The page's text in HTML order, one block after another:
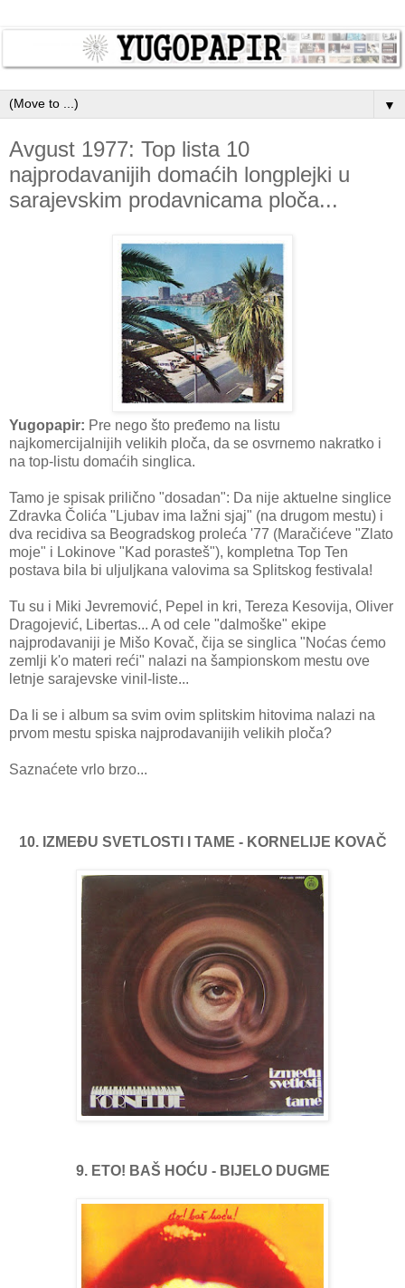
▼
Avgust 1977: Top lista 10
najprodavanijih domaćih longplejki u
sarajevskim prodavnicama ploča...
Yugopapir: Pre nego što pređemo na listu
najkomercijalnijih velikih ploča, da se osvrnemo nakratko i
na top-listu domaćih singlica.
Tamo je spisak prilično "dosadan": Da nije aktuelne singlice
Zdravka Čolića "Ljubav ima lažni sjaj" (na drugom mestu) i
dva recidiva sa Beogradskog proleća '77 (Maračićeve "Zlato
moje" i Lokinove "Kad porasteš"), kompletna Top Ten
postava bila bi uljuljkana valovima sa Splitskog festivala!
Tu su i Miki Jevremović, Pepel in kri, Tereza Kesovija, Oliver
Dragojević, Libertas... A od cele "dalmoške" ekipe
najprodavaniji je Mišo Kovač, čija se singlica "Noćas ćemo
zemlji k'o materi reći" nalazi na šampionskom mestu ove
letnje sarajevske vinil-liste...
Da li se i album sa svim ovim splitskim hitovima nalazi na
prvom mestu spiska najprodavanijih velikih ploča?
Saznaćete vrlo brzo...
10. IZMEĐU SVETLOSTI I TAME - KORNELIJE KOVAČ
9. ETO! BAŠ HOĆU - BIJELO DUGME